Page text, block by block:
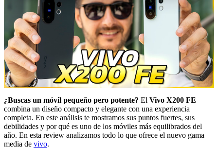
¿Buscas un móvil pequeño pero potente? El Vivo X200 FE
combina un diseño compacto y elegante con una experiencia
completa. En este análisis te mostramos sus puntos fuertes, sus
debilidades y por qué es uno de los móviles más equilibrados del
año. En esta review analizamos todo lo que ofrece el nuevo gama
media de vivo.